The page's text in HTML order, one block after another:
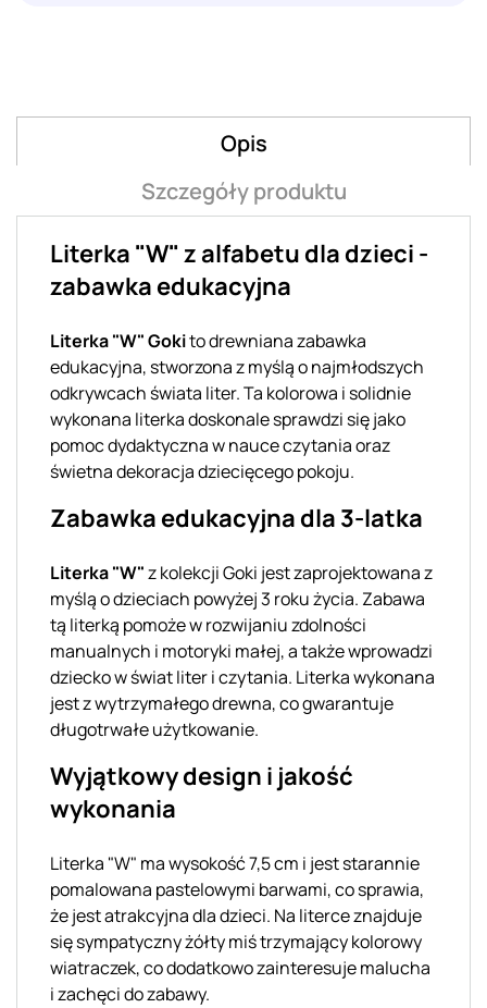
Opis
Szczegóły produktu
Literka "W" z alfabetu dla dzieci -
zabawka edukacyjna
Literka "W" Gokito drewniana zabawka
edukacyjna, stworzona z myślą o najmłodszych
odkrywcach świata liter. Ta kolorowa i solidnie
wykonana literka doskonale sprawdzi się jako
pomoc dydaktyczna w nauce czytania oraz
świetna dekoracja dziecięcego pokoju.
Zabawka edukacyjna dla 3-latka
Literka "W"z kolekcji Goki jest zaprojektowana z
myślą o dzieciach powyżej 3 roku życia. Zabawa
tą literką pomoże w rozwijaniu zdolności
manualnych i motoryki małej, a także wprowadzi
dziecko w świat liter i czytania. Literka wykonana
jest z wytrzymałego drewna, co gwarantuje
długotrwałe użytkowanie.
Wyjątkowy design i jakość
wykonania
Literka "W" ma wysokość 7,5 cm i jest starannie
pomalowana pastelowymi barwami, co sprawia,
że jest atrakcyjna dla dzieci. Na literce znajduje
się sympatyczny żółty miś trzymający kolorowy
wiatraczek, co dodatkowo zainteresuje malucha
i zachęci do zabawy.